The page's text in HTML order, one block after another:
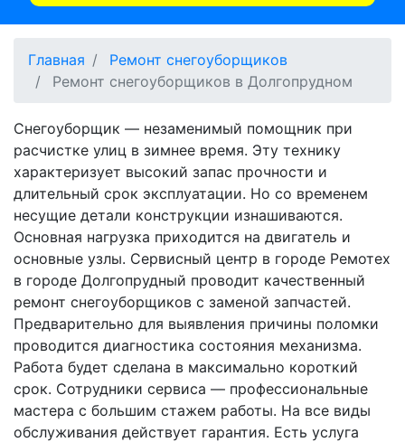
Главная
Ремонт снегоуборщиков
Ремонт снегоуборщиков в Долгопрудном
Снегоуборщик — незаменимый помощник при
расчистке улиц в зимнее время. Эту технику
характеризует высокий запас прочности и
длительный срок эксплуатации. Но со временем
несущие детали конструкции изнашиваются.
Основная нагрузка приходится на двигатель и
основные узлы. Сервисный центр в городе Ремотех
в городе Долгопрудный проводит качественный
ремонт снегоуборщиков с заменой запчастей.
Предварительно для выявления причины поломки
проводится диагностика состояния механизма.
Работа будет сделана в максимально короткий
срок. Сотрудники сервиса — профессиональные
мастера с большим стажем работы. На все виды
обслуживания действует гарантия. Есть услуга